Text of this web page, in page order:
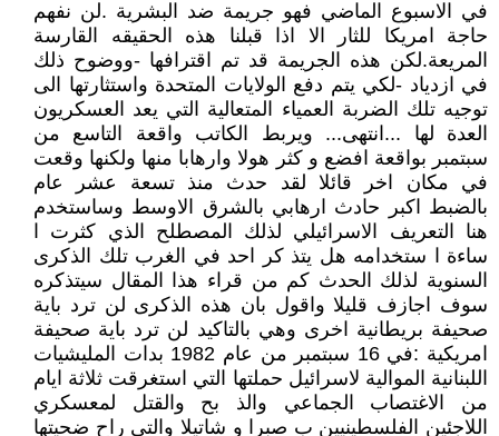
في الاسبوع الماضي فهو جريمة ضد البشرية .لن نفهم
حاجة امريكا للثار الا اذا قبلنا هذه الحقيقه القارسة
المريعة.لكن هذه الجريمة قد تم اقترافها -ووضوح ذلك
في ازدياد -لكي يتم دفع الولايات المتحدة واستثارتها الى
توجيه تلك الضربة العمياء المتعالية التي يعد العسكريون
العدة لها ...انتهى... ويربط الكاتب واقعة التاسع من
سبتمبر بواقعة افضع و كثر هولا وارهابا منها ولكنها وقعت
في مكان اخر قائلا لقد حدث منذ تسعة عشر عام
بالضبط اكبر حادث ارهابي بالشرق الاوسط وساستخدم
هنا التعريف الاسرائيلي لذلك المصطلح الذي كثرت ا
ساءة ا ستخدامه هل يتذ كر احد في الغرب تلك الذكرى
السنوية لذلك الحدث كم من قراء هذا المقال سيتذكره
سوف اجازف قليلا واقول بان هذه الذكرى لن ترد باية
صحيفة بريطانية اخرى وهي بالتاكيد لن ترد باية صحيفة
امريكية :في 16 سبتمبر من عام 1982 بدات المليشيات
اللبنانية الموالية لاسرائيل حملتها التي استغرقت ثلاثة ايام
من الاغتصاب الجماعي والذ بح والقتل لمعسكري
اللاجئين الفلسطينيين ب صبرا و شاتيلا والتي راح ضحيتها